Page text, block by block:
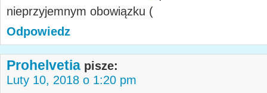
nieprzyjemnym obowiązku
Odpowiedz
Prohelvetia pisze:
Luty 10, 2018 o 1:20 pm